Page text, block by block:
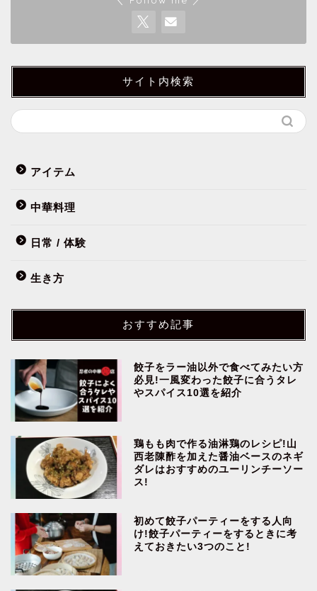
サイト内検索
アイテム
中華料理
日常 / 体験
生き方
おすすめ記事
餃子をラー油以外で食べてみたい方
必見!一風変わった餃子に合うタレ
やスパイス10選を紹介
鶏もも肉で作る油淋鶏のレシピ!山
西老陳酢を加えた醤油ベースのネギ
ダレはおすすめのユーリンチーソー
ス!
初めて餃子パーティーをする人向
け!餃子パーティーをするときに考
えておきたい3つのこと!